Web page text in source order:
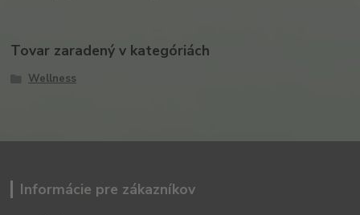
Tovar zaradený v kategóriách
Wellness
Informácie pre zákazníkov